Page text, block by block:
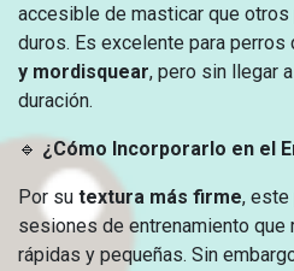
accesible de masticar que
duros. Es excelente para perros
y mordisquear, pero sin llegar
duración.
🔹 ¿Cómo Incorporarlo en el
Por su textura más firme, este
sesiones de entrenamiento que
rápidas y pequeñas. Sin